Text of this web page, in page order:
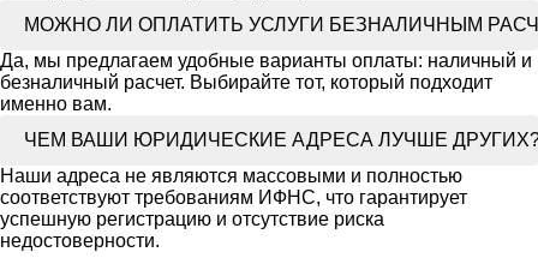
МОЖНО ЛИ ОПЛАТИТЬ УСЛУГИ БЕЗНАЛИЧНЫМ
Да, мы предлагаем удобные варианты оплаты: наличный и
безналичный расчет. Выбирайте тот, который подходит
именно вам.
ЧЕМ ВАШИ ЮРИДИЧЕСКИЕ АДРЕСА ЛУЧШЕ
Наши адреса не являются массовыми и полностью
соответствуют требованиям ИФНС, что гарантирует
успешную регистрацию и отсутствие риска
недостоверности.